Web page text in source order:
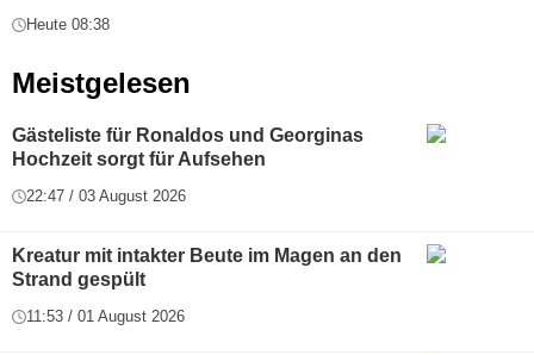
Heute 08:38
Meistgelesen
Gästeliste für Ronaldos und Georginas
Hochzeit sorgt für Aufsehen
22:47 / 03 August 2026
Kreatur mit intakter Beute im Magen an den
Strand gespült
11:53 / 01 August 2026